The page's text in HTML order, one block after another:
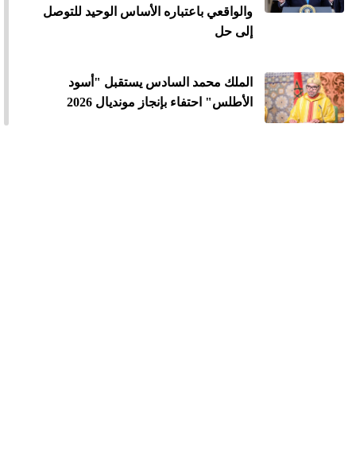
والواقعي باعتباره الأساس الوحيد للتوصل
إلى حل
الملك محمد السادس يستقبل "أسود
الأطلس" احتفاء بإنجاز مونديال 2026